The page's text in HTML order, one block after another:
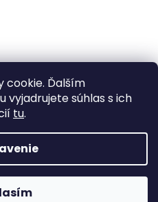
cookie. Ďalším
súhlas s ich
tu.
Shoptet
spol. s r.o.